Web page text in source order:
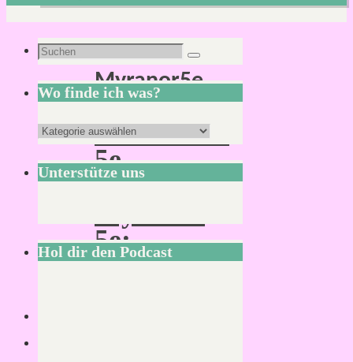
Schlagwort:
Myranor5e
Aventurien
5e
und
5e:
Neuigkeiten
Suchen
nach:
Suchen
Wo finde ich was?
Wo
finde
ich
Unterstütze uns
Hol dir den Podcast